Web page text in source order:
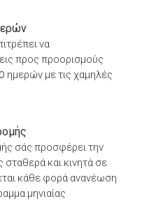
να
προς προορισμούς
ημερών με τις χαμηλές
σάς προσφέρει την
και κινητά σε
κάθε φορά ανανέωση
μηνιαίας